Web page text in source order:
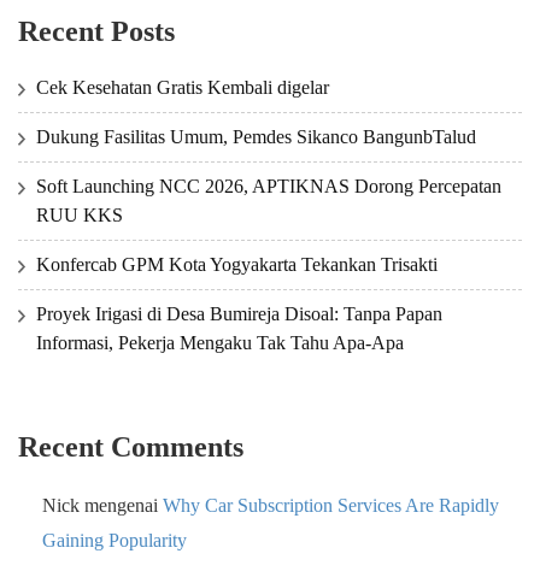
Recent Posts
Cek Kesehatan Gratis Kembali digelar
Dukung Fasilitas Umum, Pemdes Sikanco BangunbTalud
Soft Launching NCC 2026, APTIKNAS Dorong Percepatan
RUU KKS
Konfercab GPM Kota Yogyakarta Tekankan Trisakti
Proyek Irigasi di Desa Bumireja Disoal: Tanpa Papan
Informasi, Pekerja Mengaku Tak Tahu Apa-Apa
Recent Comments
Nick mengenai Why Car Subscription Services Are Rapidly
Gaining Popularity